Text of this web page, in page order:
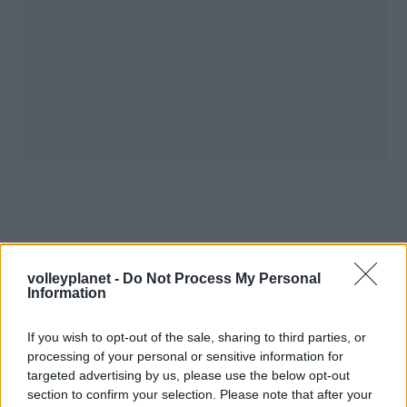
volleyplanet - Do Not Process My Personal
Information
If you wish to opt-out of the sale, sharing to third parties, or
processing of your personal or sensitive information for
targeted advertising by us, please use the below opt-out
section to confirm your selection. Please note that after your